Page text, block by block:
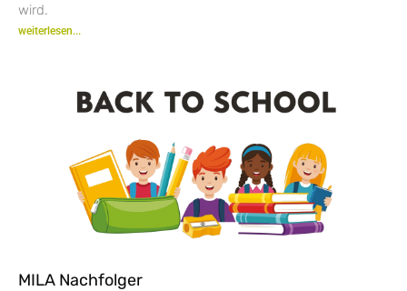
wird.
weiterlesen...
MILA Nachfolger